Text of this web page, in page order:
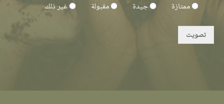
ممتازة جيدة مقبولة غير ذلك
تصويت